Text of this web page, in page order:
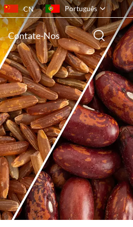
CN Português
English
français
русский
español
português
ไทย
Indonesia
Tiếng việt
Contate-Nos